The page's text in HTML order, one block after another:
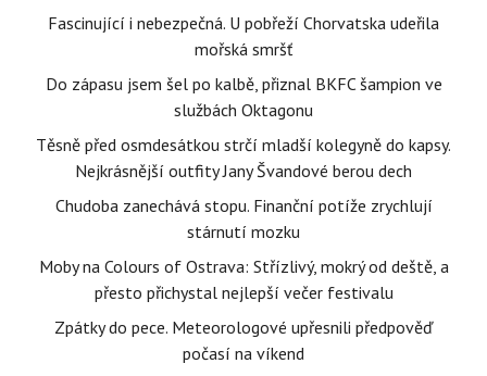
Fascinující i nebezpečná. U pobřeží Chorvatska udeřila
mořská smršť
Do zápasu jsem šel po kalbě, přiznal BKFC šampion ve
službách Oktagonu
Těsně před osmdesátkou strčí mladší kolegyně do kapsy.
Nejkrásnější outfity Jany Švandové berou dech
Chudoba zanechává stopu. Finanční potíže zrychlují
stárnutí mozku
Moby na Colours of Ostrava: Střízlivý, mokrý od deště, a
přesto přichystal nejlepší večer festivalu
Zpátky do pece. Meteorologové upřesnili předpověď
počasí na víkend